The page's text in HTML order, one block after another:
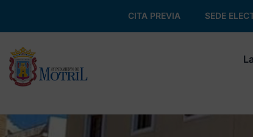
CITA PREVIA SEDE